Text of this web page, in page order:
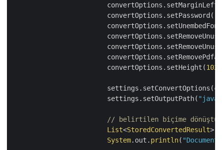
			convertOptions.setMarginLeft(
			convertOptions.setPassword(
			convertOptions.setHeight(
1024
			settings.setOutputPath(
// belirtilen biçime dönüştür
List<StoredConvertedResult>
System.out. println(